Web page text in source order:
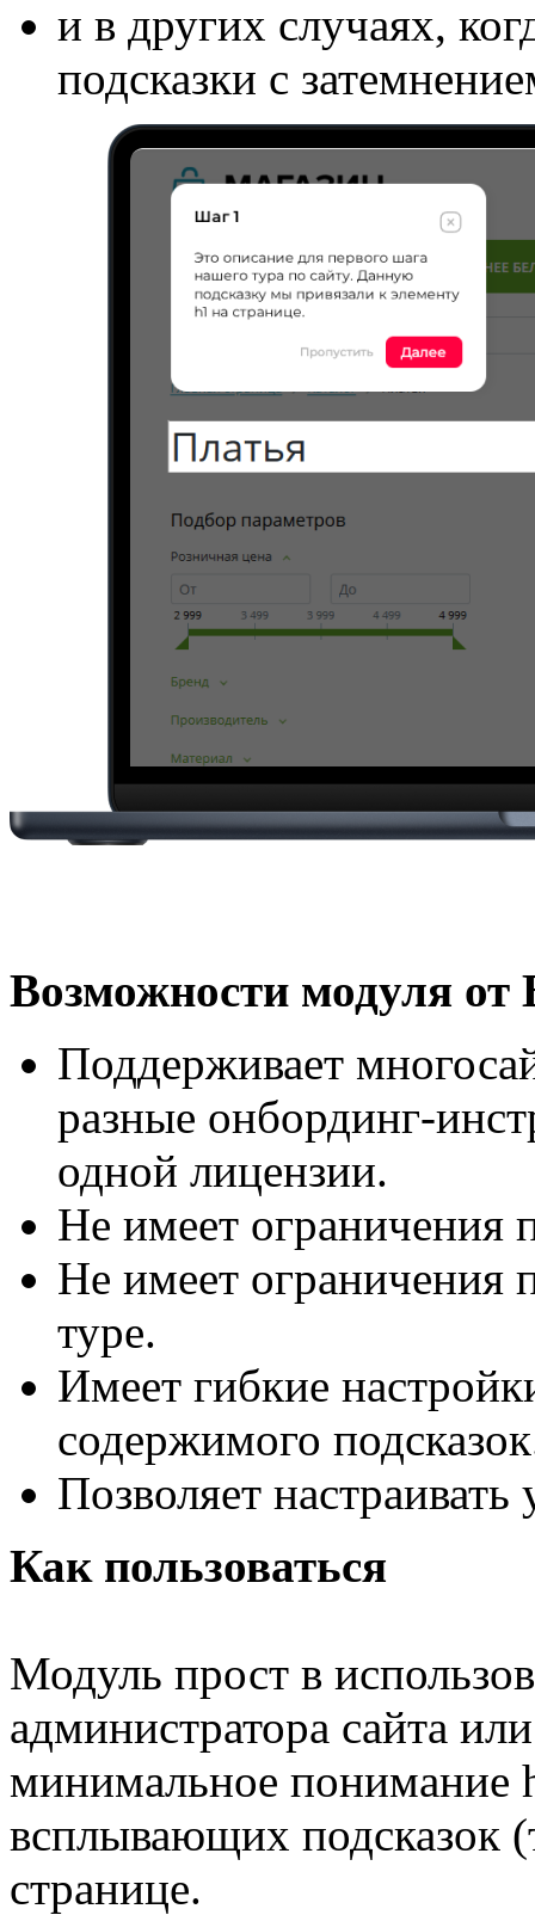
и в других случаях,
подсказки с
Возможности модуля от
Поддерживает
разные онбординг-
одной лицензии.
Не имеет ограничения
Не имеет ограничения
туре.
Имеет гибкие
содержимого
Позволяет
Как пользоваться
Модуль прост в
администратора сайта
минимальное понимание
всплывающих подсказок
странице.